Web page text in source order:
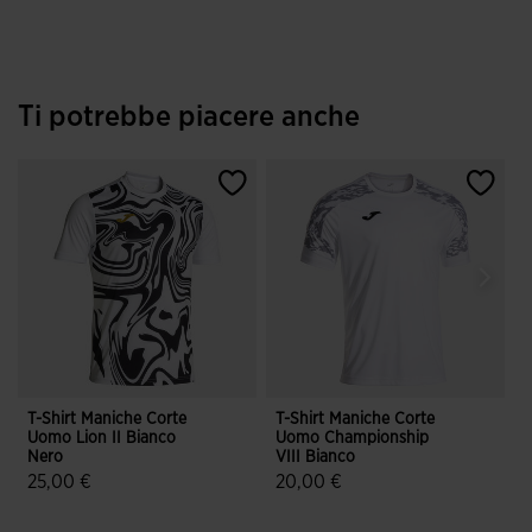
Ti potrebbe piacere anche
T-Shirt Maniche Corte
Uomo Lion II Bianco
Nero
25,00 €
T-Shirt Maniche Corte
Uomo Championship
VIII Bianco
20,00 €